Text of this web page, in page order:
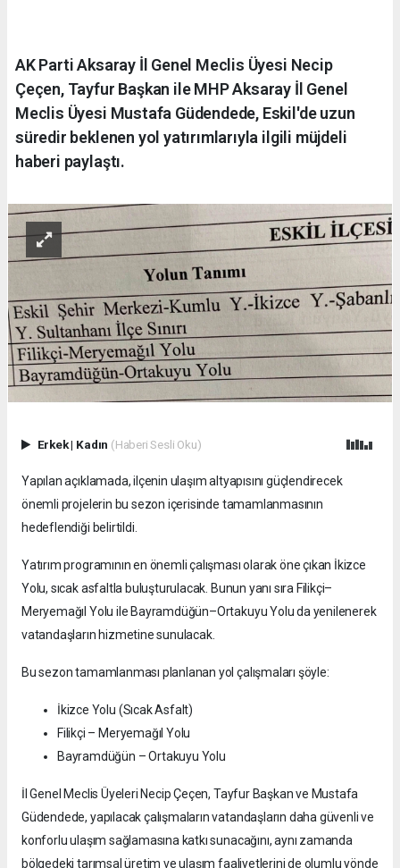
AK Parti Aksaray İl Genel Meclis Üyesi Necip
Çeçen, Tayfur Başkan ile MHP Aksaray İl Genel
Meclis Üyesi Mustafa Güdendede, Eskil'de uzun
süredir beklenen yol yatırımlarıyla ilgili müjdeli
haberi paylaştı.
Erkek| Kadın (Haberi Sesli Oku)
Yapılan açıklamada, ilçenin ulaşım altyapısını güçlendirecek
önemli projelerin bu sezon içerisinde tamamlanmasının
hedeflendiği belirtildi.
Yatırım programının en önemli çalışması olarak öne çıkan İkizce
Yolu, sıcak asfaltla buluşturulacak. Bunun yanı sıra Filikçi–
Meryemağıl Yolu ile Bayramdüğün–Ortakuyu Yolu da yenilenerek
vatandaşların hizmetine sunulacak.
Bu sezon tamamlanması planlanan yol çalışmaları şöyle:
İkizce Yolu (Sıcak Asfalt)
Filikçi – Meryemağıl Yolu
Bayramdüğün – Ortakuyu Yolu
İl Genel Meclis Üyeleri Necip Çeçen, Tayfur Başkan ve Mustafa
Güdendede, yapılacak çalışmaların vatandaşların daha güvenli ve
konforlu ulaşım sağlamasına katkı sunacağını, aynı zamanda
bölgedeki tarımsal üretim ve ulaşım faaliyetlerini de olumlu yönde